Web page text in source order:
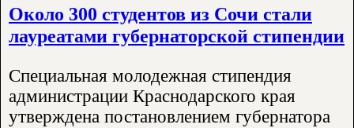
Около 300 студентов из Сочи стали
лауреатами губернаторской стипендии
Специальная молодежная стипендия
администрации Краснодарского края
утверждена постановлением губернатора